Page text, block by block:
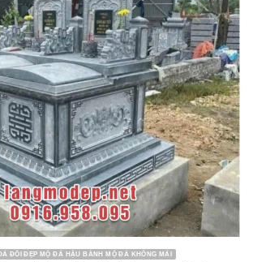
ĐÔI ĐẸP MỘ ĐÁ HẬU BÀNH MỘ ĐÁ KHÔNG MÁI